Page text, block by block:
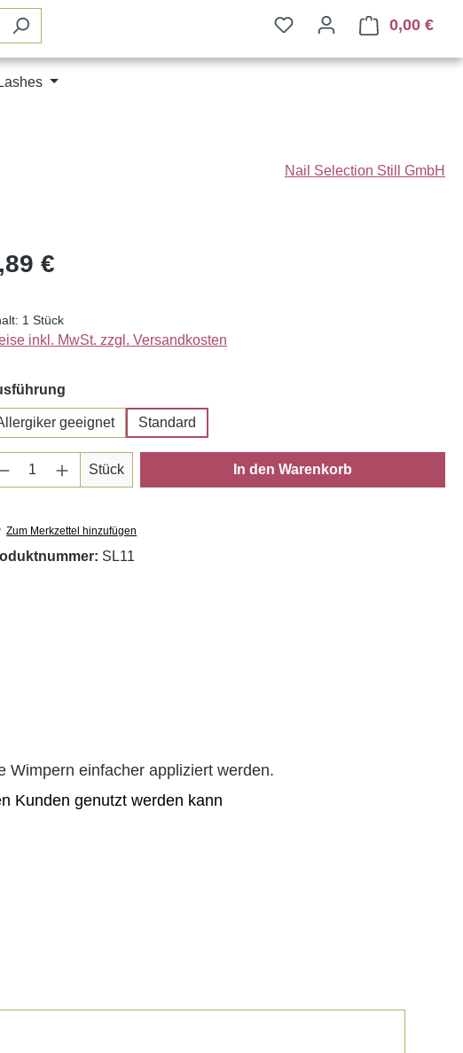
0,00 €
Lashes
Nail Selection Still GmbH
Preis:
€
1 Stück
inkl. MwSt. zzgl. Versandkosten
geeignet Standard
Anzahl: Gib den gewünschten Wert ein
Stück In den Warenkorb
Zum Merkzettel hinzufügen
SL11
Wimpern einfacher appliziert werden.
Kunden genutzt werden kann